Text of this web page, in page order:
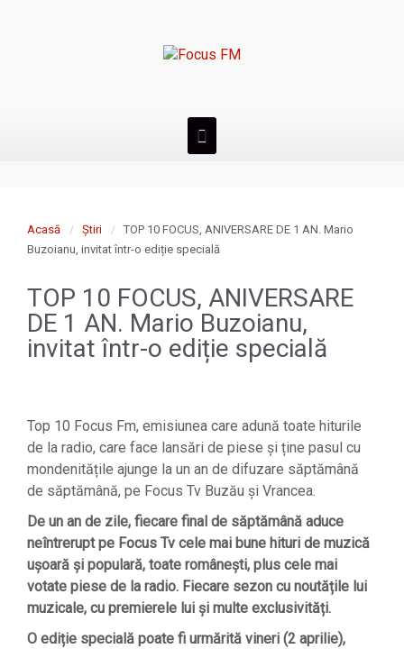
Acasă Știri
TOP 10 FOCUS, ANIVERSARE DE 1 AN. Mario
Buzoianu, invitat într-o ediție specială
TOP 10 FOCUS, ANIVERSARE
DE 1 AN. Mario Buzoianu,
invitat într-o ediție specială
Top 10 Focus Fm, emisiunea care adună toate hiturile
de la radio, care face lansări de piese și ține pasul cu
mondenitățile ajunge la un an de difuzare săptămână
de săptămână, pe Focus Tv Buzău și Vrancea.
De un an de zile, fiecare final de săptămână aduce
neîntrerupt pe Focus Tv cele mai bune hituri de muzică
ușoară și populară, toate românești, plus cele mai
votate piese de la radio. Fiecare sezon cu noutățile lui
muzicale, cu premierele lui și multe exclusivități.
O ediție specială poate fi urmărită vineri (2 aprilie),